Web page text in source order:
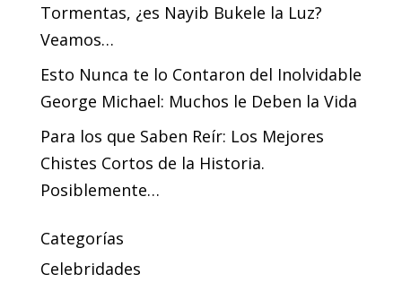
Tormentas, ¿es Nayib Bukele la Luz?
Veamos…
Esto Nunca te lo Contaron del Inolvidable
George Michael: Muchos le Deben la Vida
Para los que Saben Reír: Los Mejores
Chistes Cortos de la Historia.
Posiblemente…
Categorías
Celebridades